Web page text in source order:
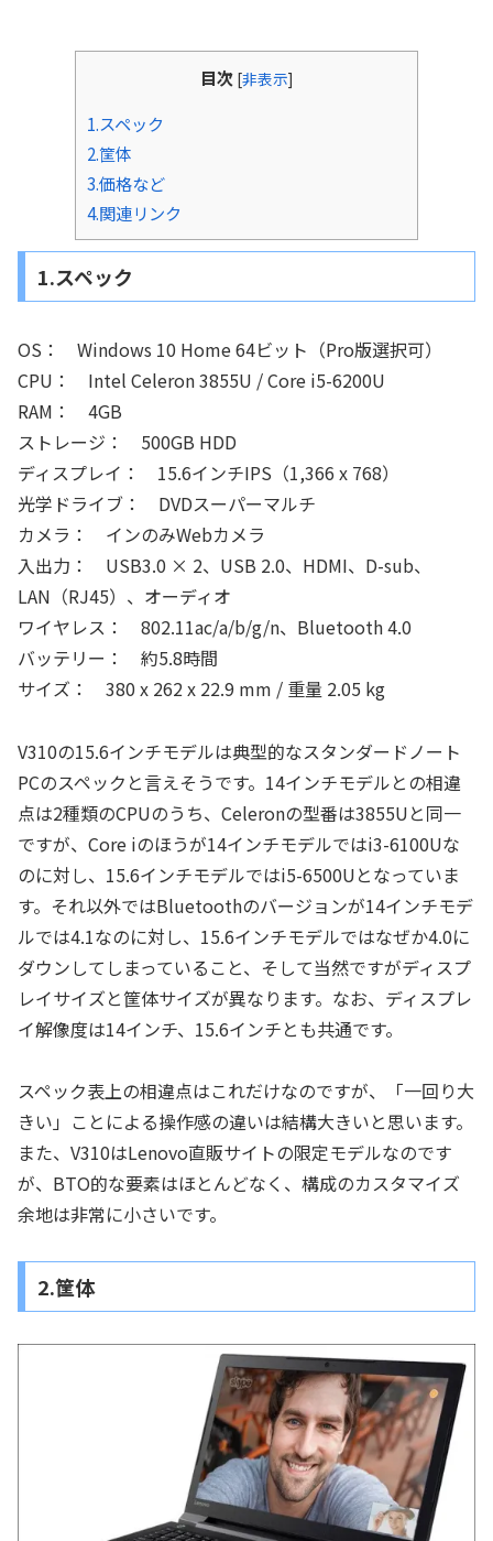
目次 [非表示]
1.スペック
2.筐体
3.価格など
4.関連リンク
1.スペック
OS： Windows 10 Home 64ビット（Pro版選択可）
CPU： Intel Celeron 3855U / Core i5-6200U
RAM： 4GB
ストレージ： 500GB HDD
ディスプレイ： 15.6インチIPS（1,366 x 768）
光学ドライブ： DVDスーパーマルチ
カメラ： インのみWebカメラ
入出力： USB3.0 × 2、USB 2.0、HDMI、D-sub、
LAN（RJ45）、オーディオ
ワイヤレス： 802.11ac/a/b/g/n、Bluetooth 4.0
バッテリー： 約5.8時間
サイズ： 380 x 262 x 22.9 mm / 重量 2.05 kg
V310の15.6インチモデルは典型的なスタンダードノート
PCのスペックと言えそうです。14インチモデルとの相違
点は2種類のCPUのうち、Celeronの型番は3855Uと同一
ですが、Core iのほうが14インチモデルではi3-6100Uな
のに対し、15.6インチモデルではi5-6500Uとなっていま
す。それ以外ではBluetoothのバージョンが14インチモデ
ルでは4.1なのに対し、15.6インチモデルではなぜか4.0に
ダウンしてしまっていること、そして当然ですがディスプ
レイサイズと筐体サイズが異なります。なお、ディスプレ
イ解像度は14インチ、15.6インチとも共通です。
スペック表上の相違点はこれだけなのですが、「一回り大
きい」ことによる操作感の違いは結構大きいと思います。
また、V310はLenovo直販サイトの限定モデルなのです
が、BTO的な要素はほとんどなく、構成のカスタマイズ
余地は非常に小さいです。
2.筐体